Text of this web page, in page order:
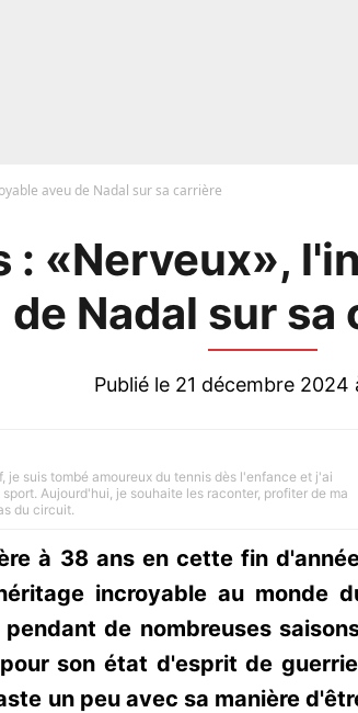
aveu de Nadal sur sa carrière
: «Nerveux»,
de Nadal sur sa
Publié le 21 décembre 2024
je suis tombé amoureux du tennis dès l'enfance et j'ai
Aujourd'hui, je souhaite les raconter, profiter de ma
du circuit.
à 38 ans en cette fin
incroyable au monde
de nombreuses
son état d'esprit de
un peu avec sa manière